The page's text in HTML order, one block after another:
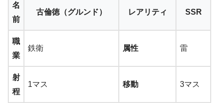
名
前
古倫徳（グルンド） レアリティ SSR
職
業
鉄衛 属性 雷
射
程
1マス 移動 3マス